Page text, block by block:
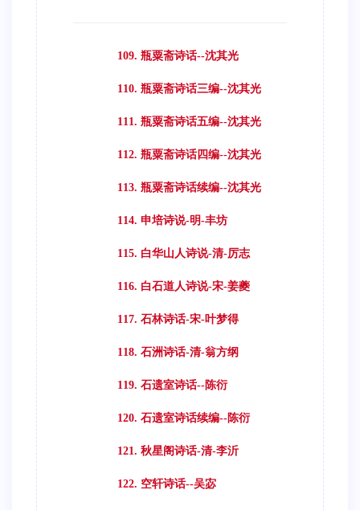
109. 瓶粟斋诗话--沈其光
110. 瓶粟斋诗话三编--沈其光
111. 瓶粟斋诗话五编--沈其光
112. 瓶粟斋诗话四编--沈其光
113. 瓶粟斋诗话续编--沈其光
114. 申培诗说-明-丰坊
115. 白华山人诗说-清-厉志
116. 白石道人诗说-宋-姜夔
117. 石林诗话-宋-叶梦得
118. 石洲诗话-清-翁方纲
119. 石遗室诗话--陈衍
120. 石遗室诗话续编--陈衍
121. 秋星阁诗话-清-李沂
122. 空轩诗话--吴宓